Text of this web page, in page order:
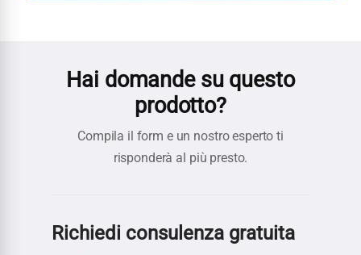
Hai domande su questo
prodotto?
Compila il form e un nostro esperto ti
risponderà al più presto.
Richiedi consulenza gratuita